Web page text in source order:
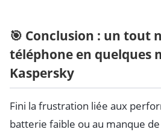
🎯 Conclusion : un tout
téléphone en quelques
Kaspersky
Fini la frustration liée aux
batterie faible ou au manque